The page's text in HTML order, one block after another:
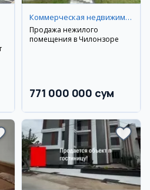
Коммерческая недвижимость
Продажа нежилого
помещения в Чилонзоре
771 000 000 сум